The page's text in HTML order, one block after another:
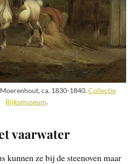
ca. 1830-1840.Collectie
Rijksmuseum.
vaarwater
kunnen ze bij de steenoven maar